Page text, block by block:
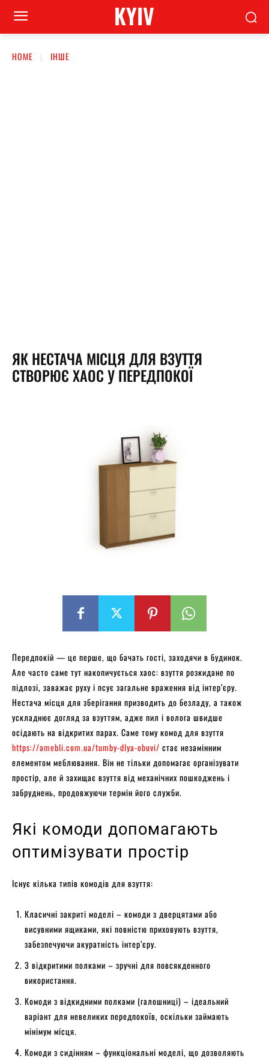
KYIV
HOME ІНШЕ
ЯК НЕСТАЧА МІСЦЯ ДЛЯ ВЗУТТЯ
СТВОРЮЄ ХАОС У ПЕРЕДПОКОЇ
Передпокій — це перше, що бачать гості, заходячи в будинок.
Але часто саме тут накопичується хаос: взуття розкидане по
підлозі, заважає руху і псує загальне враження від інтер’єру.
Нестача місця для зберігання призводить до безладу, а також
ускладнює догляд за взуттям, адже пил і волога швидше
осідають на відкритих парах. Саме тому комод для взуття
https://amebli.com.ua/tumby-dlya-obuvi/ стає незамінним
елементом меблювання. Він не тільки допомагає організувати
простір, але й захищає взуття від механічних пошкоджень і
забруднень, продовжуючи термін його служби.
Які комоди допомагають
оптимізувати простір
Існує кілька типів комодів для взуття:
Класичні закриті моделі – комоди з дверцятами або
висувними ящиками, які повністю приховують взуття,
забезпечуючи акуратність інтер’єру.
З відкритими полками – зручні для повсякденного
використання.
Комоди з відкидними полками (галошниці) – ідеальний
варіант для невеликих передпокоїв, оскільки займають
мінімум місця.
Комоди з сидінням – функціональні моделі, що дозволяють